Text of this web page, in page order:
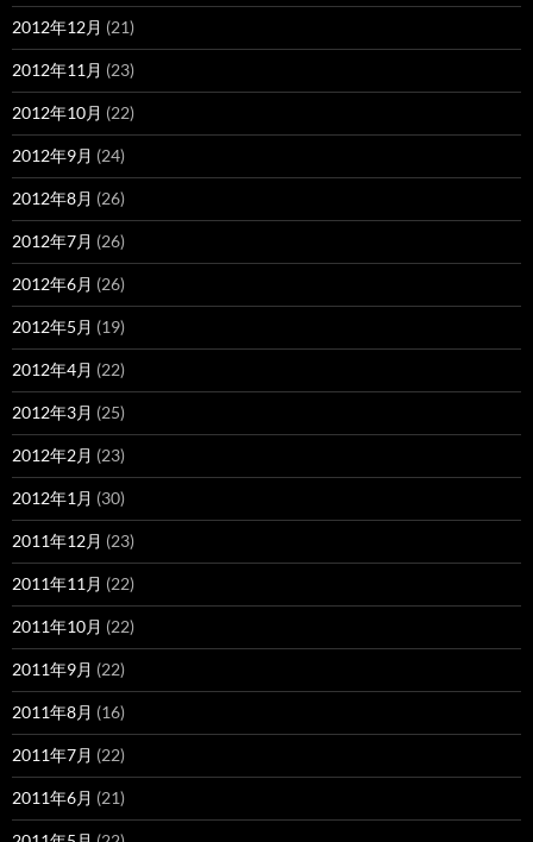
2012年12月 (21)
2012年11月 (23)
2012年10月 (22)
2012年9月 (24)
2012年8月 (26)
2012年7月 (26)
2012年6月 (26)
2012年5月 (19)
2012年4月 (22)
2012年3月 (25)
2012年2月 (23)
2012年1月 (30)
2011年12月 (23)
2011年11月 (22)
2011年10月 (22)
2011年9月 (22)
2011年8月 (16)
2011年7月 (22)
2011年6月 (21)